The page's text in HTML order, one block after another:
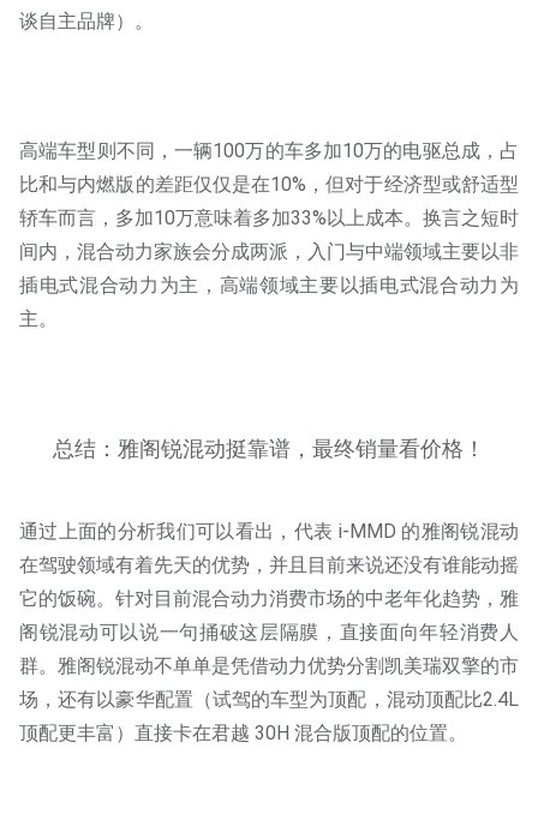
谈自主品牌）。
高端车型则不同，一辆100万的车多加10万的电驱总成，占
比和与内燃版的差距仅仅是在10%，但对于经济型或舒适型
轿车而言，多加10万意味着多加33%以上成本。换言之短时
间内，混合动力家族会分成两派，入门与中端领域主要以非
插电式混合动力为主，高端领域主要以插电式混合动力为
主。
总结：雅阁锐混动挺靠谱，最终销量看价格！
通过上面的分析我们可以看出，代表 i-MMD 的雅阁锐混动
在驾驶领域有着先天的优势，并且目前来说还没有谁能动摇
它的饭碗。针对目前混合动力消费市场的中老年化趋势，雅
阁锐混动可以说一句捅破这层隔膜，直接面向年轻消费人
群。雅阁锐混动不单单是凭借动力优势分割凯美瑞双擎的市
场，还有以豪华配置（试驾的车型为顶配，混动顶配比2.4L
顶配更丰富）直接卡在君越 30H 混合版顶配的位置。